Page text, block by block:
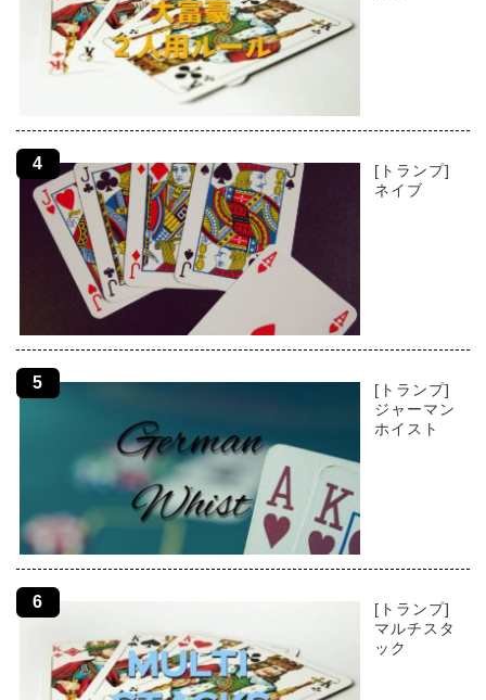
[トランプ]
ネイブ
[トランプ]
ジャーマン
ホイスト
[トランプ]
マルチスタ
ック